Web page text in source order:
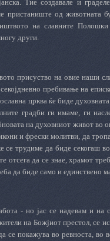
Тие создавале и
пристаниште од животната
на славните
други.
присуство на овие наши
пребивање на
црква ќе биде
градби ги имаме, ги
на духовниот живот во
и фрески молитви, да
се трудиме да биде секогаш
отсега да се знае, храмот
да биде само и единствено
- но јас се надевам и на
на Божјиот престол, се
се покажува во ревноста,